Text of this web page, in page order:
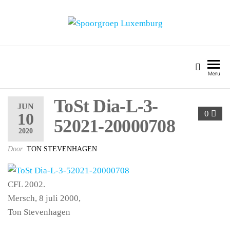
Menu
JUN
10
2020
0
ToSt Dia-L-3-
52021-20000708
Door TON STEVENHAGEN
CFL 2002.
Mersch, 8 juli 2000,
Ton Stevenhagen